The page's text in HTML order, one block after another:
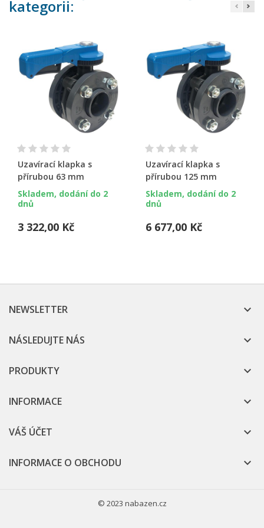
kategorii:
Uzavírací klapka s
přírubou 63 mm
Skladem, dodání do 2
dnů
3 322,00 Kč
Uzavírací klapka s
přírubou 125 mm
Skladem, dodání do 2
dnů
6 677,00 Kč
NEWSLETTER 
NÁSLEDUJTE NÁS 
PRODUKTY 
INFORMACE 
VÁŠ ÚČET 
INFORMACE O OBCHODU 
© 2023 nabazen.cz